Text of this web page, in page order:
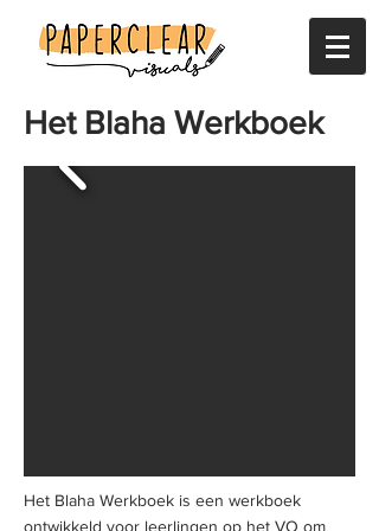
Het Blaha Werkboek
Het Blaha Werkboek is een werkboek
ontwikkeld voor leerlingen op het VO om